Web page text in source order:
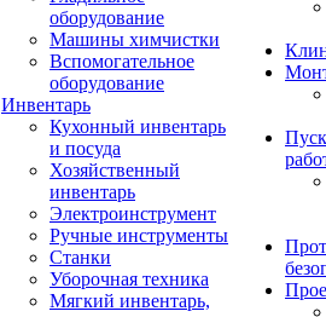
оборудование
Машины химчистки
Вспомогательное
оборудование
Инвентарь
Кухонный инвентарь
и посуда
Хозяйственный
инвентарь
Электроинструмент
Ручные инструменты
Станки
Уборочная техника
Мягкий инвентарь,